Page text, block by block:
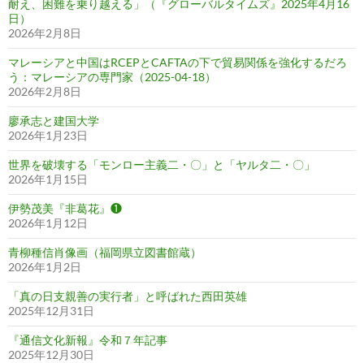
耐え、困難を乗り越える」（『グローバルタイムズ』2025年4月16
日）
2026年2月8日
マレーシアと中国はRCEPとCAFTAの下で貿易関係を強化するだろ
う：マレーシアの専門家（2025-04-18）
2026年2月8日
廖承志と建国大学
2026年1月23日
世界を破壊する「モンロー主義二・〇」と「ヤルタ二・〇」
2026年1月15日
伊勢茂美『非葛花』❶
2026年1月12日
青柳種信肖像画（福岡県立図書館蔵）
2026年1月2日
「真の日支親善の実行者」と呼ばれた西田英雄
2025年12月31日
『通信文化新報』令和７年記事
2025年12月30日